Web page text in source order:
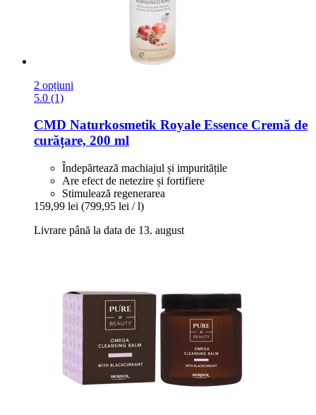
2 opțiuni
5.0 (1)
CMD Naturkosmetik Royale Essence Cremă de
curățare, 200 ml
Îndepărtează machiajul și impuritățile
Are efect de netezire și fortifiere
Stimulează regenerarea
159,99 lei (799,95 lei / l)
Livrare până la data de 13. august